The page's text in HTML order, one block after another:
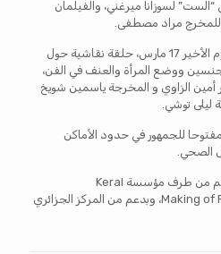
لسوزانا ميرغني، والفيلمان
للمخرج مراد مصطفى.
برنامج التظاهرة سيعرف في اليوم الأخير 17 مارس، حلقة نقاشية حول
ووضع المرأة والعنف في الفن،
أمين الزاوي و المخرجة ياسمين شويخ
ليلى توشي.
للجمهور في حدود الأماكن
الصحي.
للإشارة هذا الحدث الثقافي، ينظم من طرف مؤسسة Keral
Production بالتعاون مع Making of Films، وبدعم من المركز الجزائري